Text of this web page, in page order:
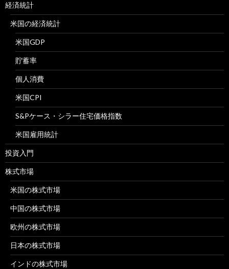
経済統計
米国の経済統計
米国GDP
貯蓄率
個人消費
米国CPI
S&Pケース・シラー住宅価格指数
米国雇用統計
投資入門
株式市場
米国の株式市場
中国の株式市場
欧州の株式市場
日本の株式市場
インドの株式市場